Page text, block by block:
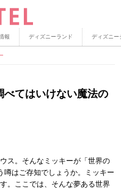
報 ディズニーランド ディズニー
べてはいけない魔法の
ス。そんなミッキーが「世界の
はご存知でしょうか。ミッキー
。ここでは、そんな夢ある世界